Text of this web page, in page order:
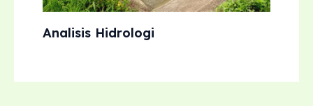
Analisis Hidrologi